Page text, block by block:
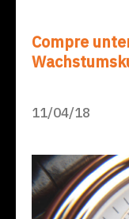
Compre
11/04/18